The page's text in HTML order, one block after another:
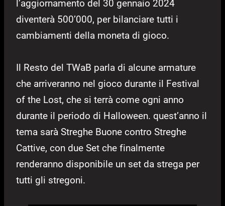
l’aggiornamento del 30 gennaio 2024
diventerà 500’000, per bilanciare tutti i
cambiamenti della moneta di gioco.
Il Resto del TWaB parla di alcune armature
che arriveranno nel gioco durante il Festival
of the Lost, che si terrà come ogni anno
durante il periodo di Halloween. quest’anno il
tema sarà Streghe Buone contro Streghe
Cattive, con due Set che finalmente
renderanno disponibile un set da strega per
tutti gli stregoni.